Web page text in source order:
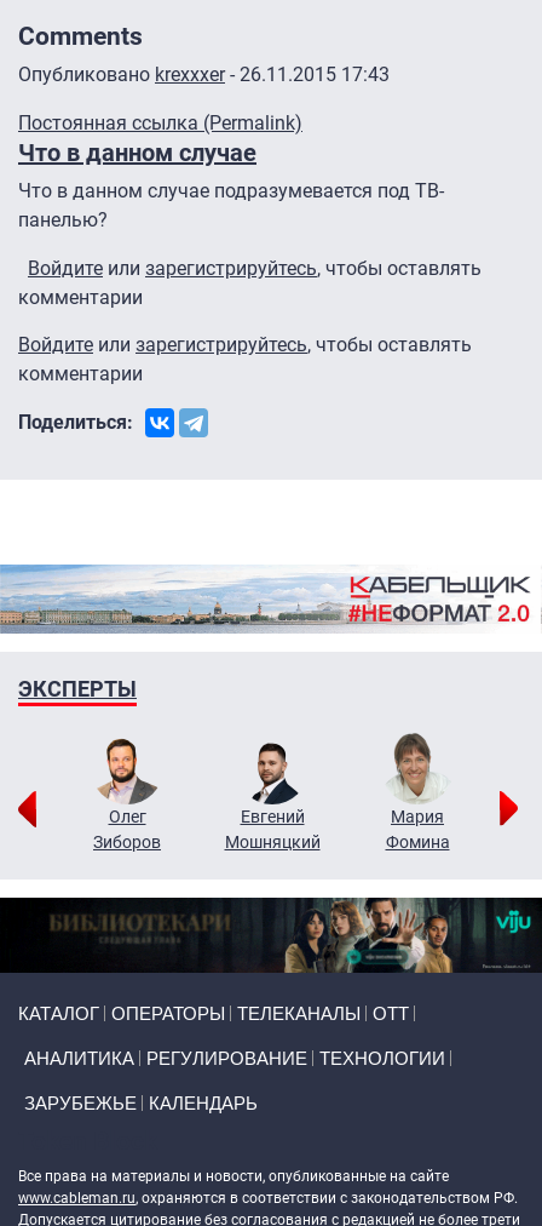
Comments
Опубликовано krexxxer- 26.11.2015 17:43
Постоянная ссылка (Permalink)
Что в данном случае
Что в данном случае подразумевается под ТВ-
панелью?
Войдите или зарегистрируйтесь, чтобы оставлять
комментарии
Войдите или зарегистрируйтесь, чтобы оставлять
комментарии
Поделиться:
ЭКСПЕРТЫ
Олег
Зиборов
Евгений
Мошняцкий
Мария
Фомина
КАТАЛОГ ОПЕРАТОРЫ ТЕЛЕКАНАЛЫ ОТТ
АНАЛИТИКА РЕГУЛИРОВАНИЕ ТЕХНОЛОГИИ
ЗАРУБЕЖЬЕ КАЛЕНДАРЬ
Все права на материалы и новости, опубликованные на сайте
www.cableman.ru, охраняются в соответствии с законодательством РФ.
Допускается цитирование без согласования с редакцией не более трети